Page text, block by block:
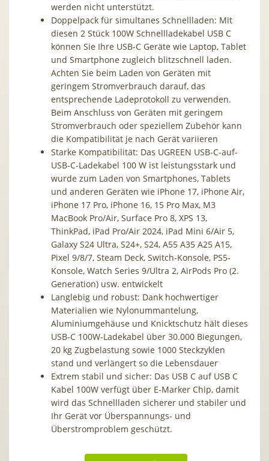
werden nicht unterstützt.
Doppelpack für simultanes Schnellladen: Mit
diesen 2 Stück 100W Schnellladekabel USB C
können Sie Ihre USB-C Geräte wie Laptop, Tablet
und Smartphone zugleich blitzschnell laden.
Achten Sie beim Laden von Geräten mit
geringem Stromverbrauch darauf, das
entsprechende Ladeprotokoll zu verwenden.
Beim Anschluss von Geräten mit geringem
Stromverbrauch oder speziellem Zubehör kann
die Kompatibilität je nach Gerät variieren
Starke Kompatibilität: Das UGREEN USB-C-auf-
USB-C-Ladekabel 100 W ist leistungsstark und
wurde zum Laden von Smartphones, Tablets
und anderen Geräten wie iPhone 17, iPhone Air,
iPhone 17 Pro, iPhone 16, 15 Pro Max, M3
MacBook Pro/Air, Surface Pro 8, XPS 13,
ThinkPad, iPad Pro/Air 2024, iPad Mini 6/Air 5,
Galaxy S24 Ultra, S24+, S24, A55 A35 A25 A15,
Pixel 9/8/7, Steam Deck, Switch-Konsole, PS5-
Konsole, Watch Series 9/Ultra 2, AirPods Pro (2.
Generation) usw. entwickelt
Langlebig und robust: Dank hochwertiger
Materialien wie Nylonummantelung,
Aluminiumgehäuse und Knicktschutz hält dieses
USB-C 100W-Ladekabel über 30.000 Biegungen,
20 kg Zugbelastung sowie 1000 Steckzyklen
stand und verlängert so die Lebensdauer
Extrem stabil und sicher: Das USB C auf USB C
Kabel 100W verfügt über E-Marker Chip, damit
wird das Schnellladen sicherer und stabiler und
Ihr Gerät vor Überspannungs- und
Überstromproblem geschützt.